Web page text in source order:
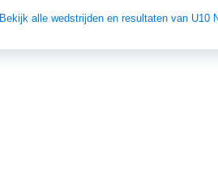
Bekijk alle wedstrijden en resultaten van U10